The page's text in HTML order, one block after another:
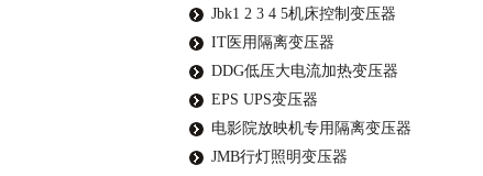
Jbk1 2 3 4 5机床控制变压器
IT医用隔离变压器
DDG低压大电流加热变压器
EPS UPS变压器
电影院放映机专用隔离变压器
JMB行灯照明变压器